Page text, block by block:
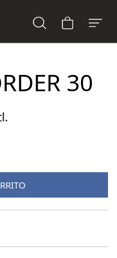
30
€.